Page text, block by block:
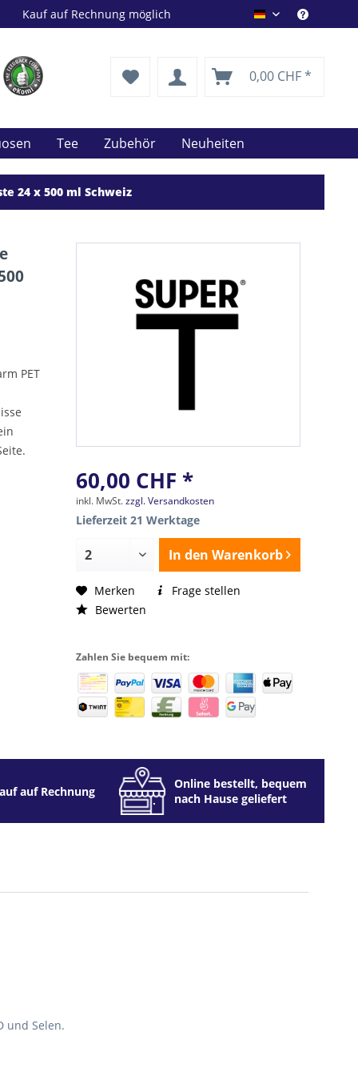
Kauf auf Rechnung möglich Drink Shop DE
0,00 CHF *
Tee Zubehör Neuheiten
24 x 500 ml Schweiz
PET
60,00 CHF *
inkl. MwSt.zzgl. Versandkosten
Lieferzeit 21 Werktage
In den Warenkorb
Merken
Bewerten
Frage stellen
Zahlen Sie bequem mit:
auf Rechnung
Online bestellt, bequem
nach Hause geliefert
und Selen.